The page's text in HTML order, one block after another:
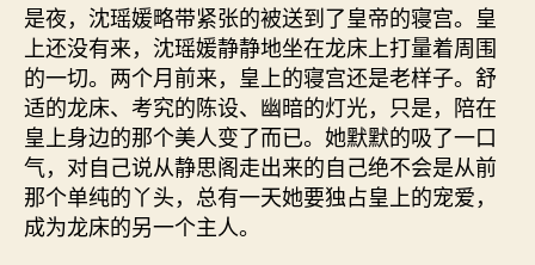
是夜，沈瑶媛略带紧张的被送到了皇帝的寝宫。皇
上还没有来，沈瑶媛静静地坐在龙床上打量着周围
的一切。两个月前来，皇上的寝宫还是老样子。舒
适的龙床、考究的陈设、幽暗的灯光，只是，陪在
皇上身边的那个美人变了而已。她默默的吸了一口
气，对自己说从静思阁走出来的自己绝不会是从前
那个单纯的丫头，总有一天她要独占皇上的宠爱，
成为龙床的另一个主人。